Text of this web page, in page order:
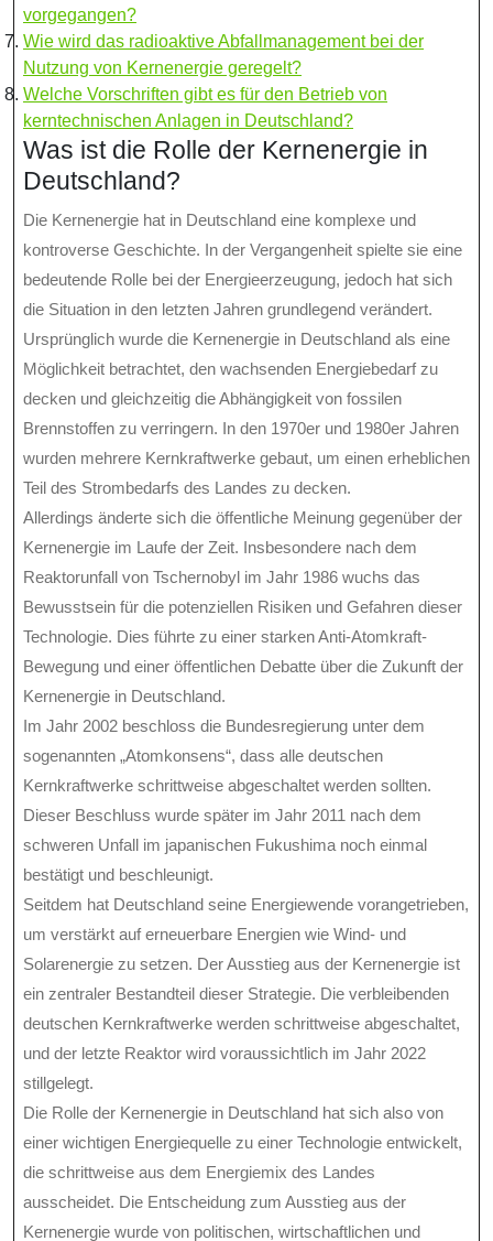
vorgegangen?
Wie wird das radioaktive Abfallmanagement bei der
Nutzung von Kernenergie geregelt?
Welche Vorschriften gibt es für den Betrieb von
kerntechnischen Anlagen in Deutschland?
Was ist die Rolle der Kernenergie in
Deutschland?
Die Kernenergie hat in Deutschland eine komplexe und
kontroverse Geschichte. In der Vergangenheit spielte sie eine
bedeutende Rolle bei der Energieerzeugung, jedoch hat sich
die Situation in den letzten Jahren grundlegend verändert.
Ursprünglich wurde die Kernenergie in Deutschland als eine
Möglichkeit betrachtet, den wachsenden Energiebedarf zu
decken und gleichzeitig die Abhängigkeit von fossilen
Brennstoffen zu verringern. In den 1970er und 1980er Jahren
wurden mehrere Kernkraftwerke gebaut, um einen erheblichen
Teil des Strombedarfs des Landes zu decken.
Allerdings änderte sich die öffentliche Meinung gegenüber der
Kernenergie im Laufe der Zeit. Insbesondere nach dem
Reaktorunfall von Tschernobyl im Jahr 1986 wuchs das
Bewusstsein für die potenziellen Risiken und Gefahren dieser
Technologie. Dies führte zu einer starken Anti-Atomkraft-
Bewegung und einer öffentlichen Debatte über die Zukunft der
Kernenergie in Deutschland.
Im Jahr 2002 beschloss die Bundesregierung unter dem
sogenannten „Atomkonsens“, dass alle deutschen
Kernkraftwerke schrittweise abgeschaltet werden sollten.
Dieser Beschluss wurde später im Jahr 2011 nach dem
schweren Unfall im japanischen Fukushima noch einmal
bestätigt und beschleunigt.
Seitdem hat Deutschland seine Energiewende vorangetrieben,
um verstärkt auf erneuerbare Energien wie Wind- und
Solarenergie zu setzen. Der Ausstieg aus der Kernenergie ist
ein zentraler Bestandteil dieser Strategie. Die verbleibenden
deutschen Kernkraftwerke werden schrittweise abgeschaltet,
und der letzte Reaktor wird voraussichtlich im Jahr 2022
stillgelegt.
Die Rolle der Kernenergie in Deutschland hat sich also von
einer wichtigen Energiequelle zu einer Technologie entwickelt,
die schrittweise aus dem Energiemix des Landes
ausscheidet. Die Entscheidung zum Ausstieg aus der
Kernenergie wurde von politischen, wirtschaftlichen und